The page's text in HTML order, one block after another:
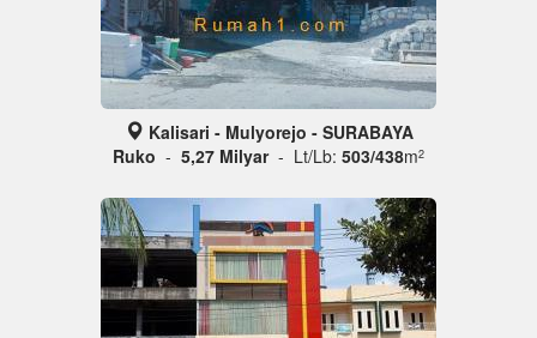
Kalisari - Mulyorejo - SURABAYA
Ruko - 5,27 Milyar - Lt/Lb: 503/438m2